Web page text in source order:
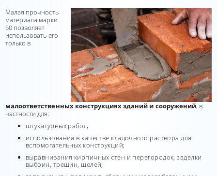
Малая прочность
материала марки
50 позволяет
использовать его
только в
малоответственных конструкциях зданий и сооружений, в
частности для:
штукатурных работ;
использования в качестве кладочного раствора для
вспомогательных конструкций;
выравнивания кирпичных стен и перегородок, заделки
выбоин, трещин, щелей;